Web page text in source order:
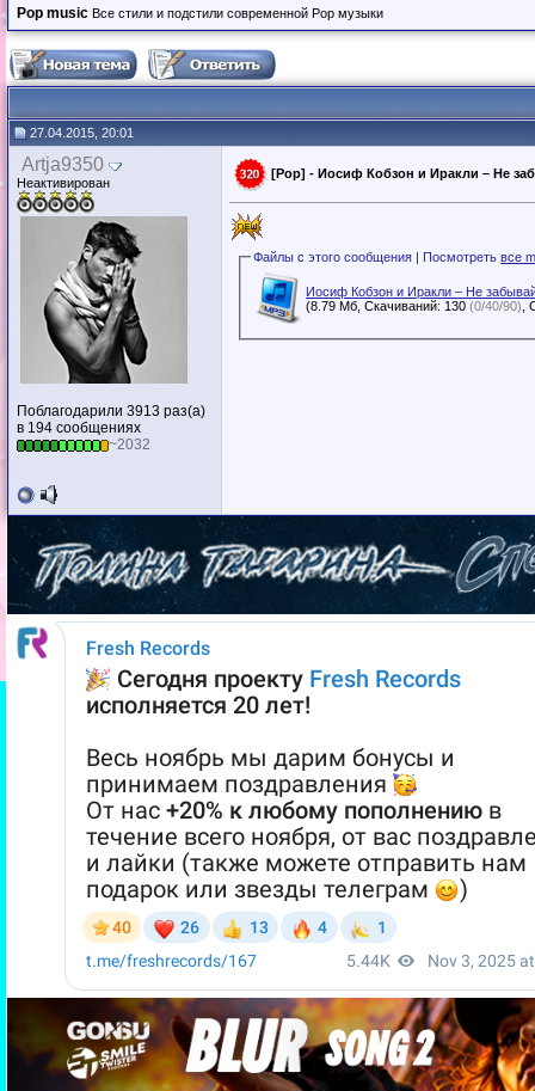
Pop music Все стили и подстили современной Pop музыки
27.04.2015, 20:01
Artja9350
Неактивирован
Поблагодарили 3913 раз(а)
в 194 сообщениях
~2032
[Pop] - Иосиф Кобзон и Иракли – Не
Файлы с этого сообщения | Посмотретьвсе
Иосиф Кобзон и Иракли – Не
(8.79 Мб, Скачиваний: 130(0/40/90)